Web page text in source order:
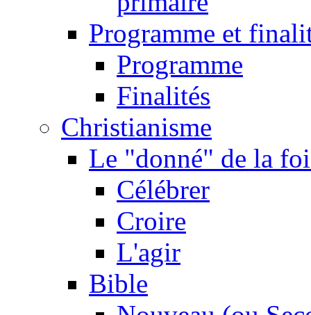
Programme et
Programme
Finalités
Christianisme
Le "donné" de la
Célébrer
Croire
L'agir
Bible